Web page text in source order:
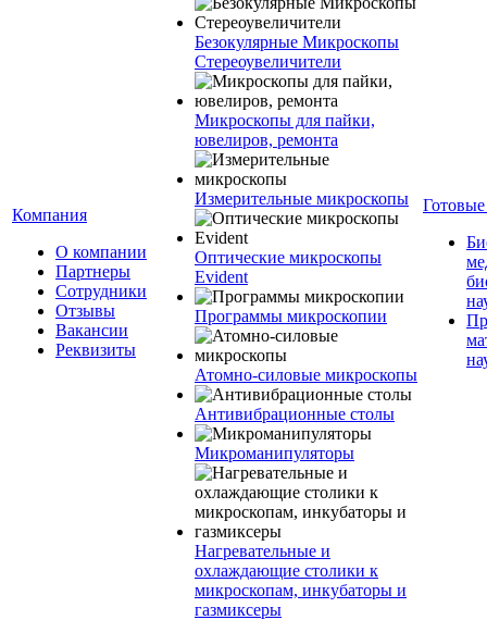
Компания
О компании
Партнеры
Сотрудники
Отзывы
Вакансии
Реквизиты
Безокулярные Микроскопы
Стереоувеличители
Микроскопы для пайки,
ювелиров, ремонта
Измерительные микроскопы
Оптические микроскопы
Evident
Программы микроскопии
Атомно-силовые микроскопы
Антивибрационные столы
Микроманипуляторы
Нагревательные и
охлаждающие столики к
микроскопам, инкубаторы и
газмиксеры